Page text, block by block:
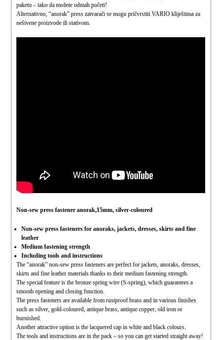
paketu – tako da možete odmah početi!
Alternativno, “anorak” press zatvarači se mogu pričvrstiti VARIO kliještimaza
nešivene proizvode ili stativom.
Non-sew press fastener anorak,15mm, silver-coloured
Non-sew press fasteners for anoraks, jackets, dresses, skirts and fine
leather
Medium fastening strength
Including tools and instructions
The “anorak” non-sew press fasteners are perfect for jackets, anoraks,dresses,
skirts and fine leather materials thanks to their medium fastening strength.
The special feature is the bronze spring wire (S-spring), which guaranteesa
smooth opening and closing function.
The press fasteners are available from rustproof brass and in various finishes
suchas silver, gold-coloured, antique brass, antique copper, old iron or
burnished.
Another attractive option is the lacquered cap in white and black colours.
The tools and instructions are in the pack – so you can get started straight away!